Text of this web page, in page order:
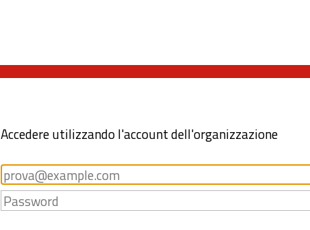
Accedere utilizzando l'account dell'organizzazione